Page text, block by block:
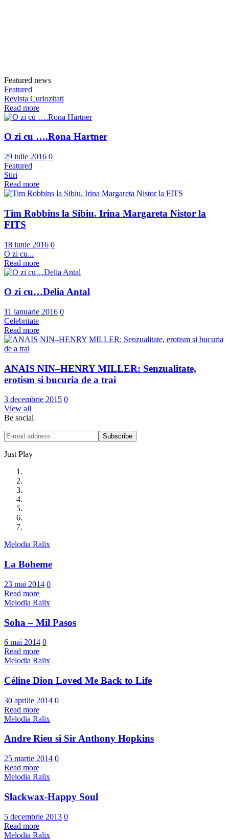
Featured news
Featured
Revista Curiozitati
Read more
O zi cu ….Rona Hartner
29 iulie 2016 0
Featured
Stiri
Read more
Tim Robbins la Sibiu. Irina Margareta Nistor la
FITS
18 iunie 2016 0
O zi cu...
Read more
O zi cu…Delia Antal
11 ianuarie 2016 0
Celebritate
Read more
ANAIS NIN–HENRY MILLER: Senzualitate,
erotism si bucuria de a trai
3 decembrie 2015 0
View all
Be social
Just Play
Melodia Ralix
La Boheme
23 mai 2014 0
Read more
Melodia Ralix
Soha – Mil Pasos
6 mai 2014 0
Read more
Melodia Ralix
Céline Dion Loved Me Back to Life
30 aprilie 2014 0
Read more
Melodia Ralix
Andre Rieu si Sir Anthony Hopkins
25 martie 2014 0
Read more
Melodia Ralix
Slackwax-Happy Soul
5 decembrie 2013 0
Read more
Melodia Ralix